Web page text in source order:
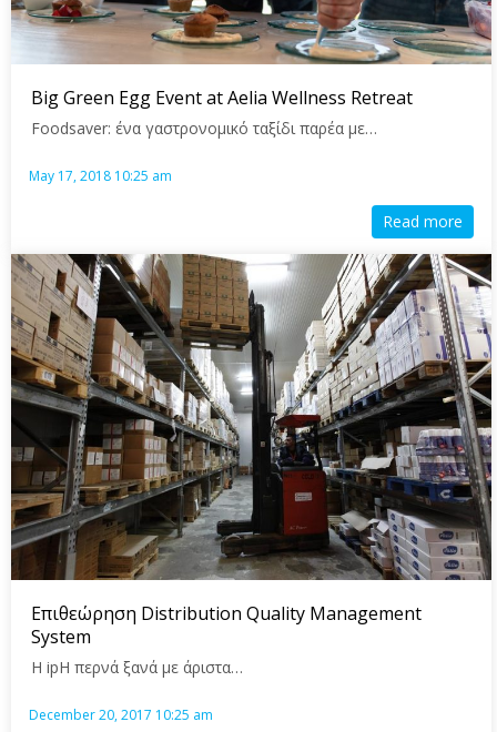
Big Green Egg Event at Aelia Wellness Retreat
Foodsaver: ένα γαστρονομικό ταξίδι παρέα με…
May 17, 2018 10:25 am
Read more
Επιθεώρηση Distribution Quality Management
System
Η ipH περνά ξανά με άριστα…
December 20, 2017 10:25 am